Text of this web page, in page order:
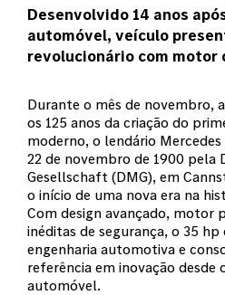
Desenvolvido 14 anos
automóvel, veículo
revolucionário com motor
Durante o mês de novembro,
os 125 anos da criação do
moderno, o lendário
22 de novembro de 1900 pela
Gesellschaft (DMG), em
o início de uma nova era na
Com design avançado, motor
inéditas de segurança, o 35
engenharia automotiva e
referência em inovação desde
automóvel.